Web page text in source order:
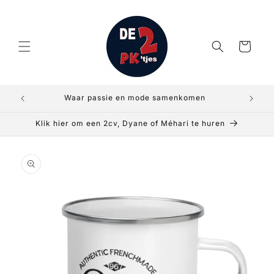
Winkelwagen
Waar passie en mode samenkomen
Klik hier om een 2cv, Dyane of Méhari te huren
direct naar